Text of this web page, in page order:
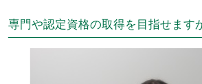
専門や認定資格の取得を目指せます